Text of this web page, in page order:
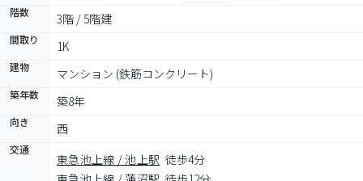
階数 3階 / 5階建
間取り 1K
建物 マンション (鉄筋コンクリート)
築年数 築8年
向き 西
交通
東急池上線 / 池上駅 徒歩4分